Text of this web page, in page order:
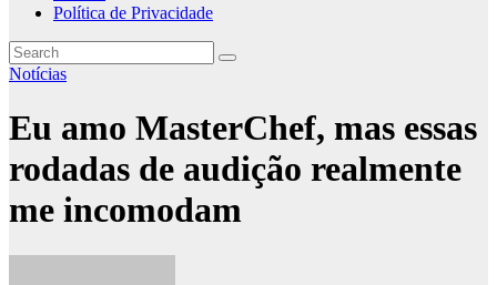
Política de Privacidade
Notícias
Eu amo MasterChef, mas essas
rodadas de audição realmente
me incomodam